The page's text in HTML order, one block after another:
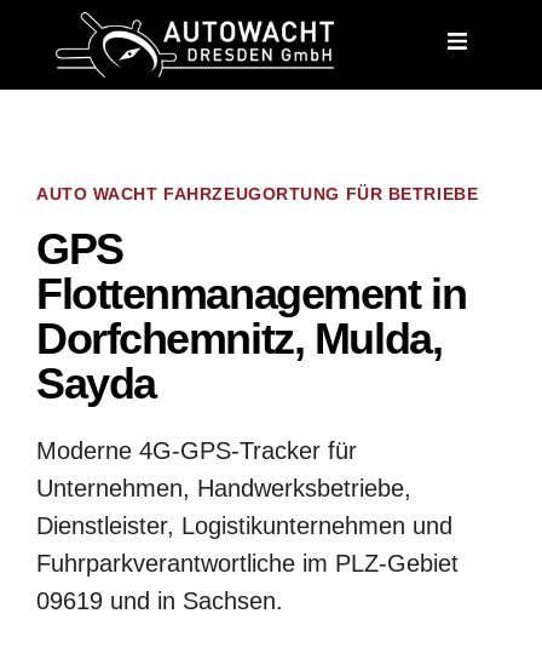
AUTO WACHT FAHRZEUGORTUNG FÜR BETRIEBE
GPS
Flottenmanagement in
Dorfchemnitz, Mulda,
Sayda
Moderne 4G-GPS-Tracker für
Unternehmen, Handwerksbetriebe,
Dienstleister, Logistikunternehmen und
Fuhrparkverantwortliche im PLZ-Gebiet
09619 und in Sachsen.